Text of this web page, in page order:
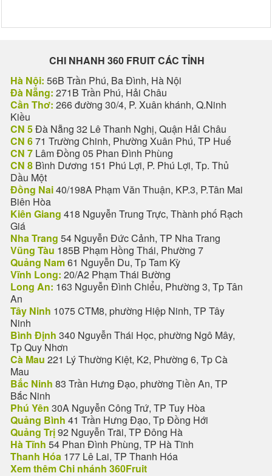
CHI NHANH 360 FRUIT CÁC TỈNH
Hà Nội: 56B Trần Phú, Ba Đình, Hà Nội
Đà Nẵng: 271B Trần Phú, Hải Châu
Cần Thơ: 266 đường 30/4, P. Xuân khánh, Q.Ninh
Kiều
CN 5Đà Nẵng 32 Lê Thanh Nghị, Quận Hải Châu
CN 671 Trường Chinh, Phường Xuân Phú, TP Huế
CN 7 Lâm Đồng 05 Phan Đình Phùng
CN 8 Bình Dương 151 Phú Lợi, P. Phú Lợi, Tp. Thủ
Dầu Một
Đồng Nai40/198A Phạm Văn Thuận, KP.3, P.Tân Mai
Biên Hòa
Kiên Giang 418 Nguyễn Trung Trực, Thành phố Rạch
Giá
Nha Trang 54 Nguyễn Đức Cảnh, TP Nha Trang
Vũng Tàu 185B Phạm Hồng Thái, Phường 7
Quảng Nam61 Nguyễn Du, Tp Tam Kỳ
Vĩnh Long: 20/A2 Phạm Thái Bường
Long An: 163 Nguyễn Đình Chiểu, Phường 3, Tp Tân
An
Tây Ninh 1075 CTM8, phường Hiệp Ninh, TP Tây
Ninh
Bình Định 340 Nguyễn Thái Học, phường Ngô Mây,
Tp Quy Nhơn
Cà Mau 221 Lý Thường Kiệt, K2, Phường 6, Tp Cà
Mau
Bắc Ninh 83 Trần Hưng Đạo, phường Tiền An, TP
Bắc Ninh
Phú Yên 30A Nguyễn Công Trứ, TP Tuy Hòa
Quảng Bình 41 Trần Hưng Đạo, Tp Đồng Hới
Quảng Trị92 Nguyễn Trãi, TP Đông Hà
Hà Tĩnh 54 Phan Đình Phùng, TP Hà Tĩnh
Thanh Hóa 177 Lê Lai, TP Thanh Hóa
Xem thêm Chi nhánh 360Fruit